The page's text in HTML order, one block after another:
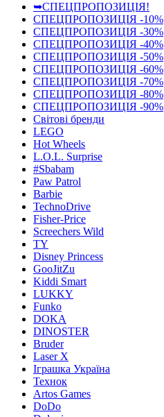
➥СПЕЦПРОПОЗИЦІЯ!
СПЕЦПРОПОЗИЦІЯ -10%
СПЕЦПРОПОЗИЦІЯ -30%
СПЕЦПРОПОЗИЦІЯ -40%
СПЕЦПРОПОЗИЦІЯ -50%
СПЕЦПРОПОЗИЦІЯ -60%
СПЕЦПРОПОЗИЦІЯ -70%
СПЕЦПРОПОЗИЦІЯ -80%
СПЕЦПРОПОЗИЦІЯ -90%
Світові бренди
LEGO
Hot Wheels
L.O.L. Surprise
#Sbabam
Paw Patrol
Barbie
TechnoDrive
Fisher-Price
Screechers Wild
TY
Disney Princess
GooJitZu
Kiddi Smart
LUKKY
Funko
DOKA
DINOSTER
Bruder
Laser X
Іграшка Україна
Технок
Artos Games
DoDo